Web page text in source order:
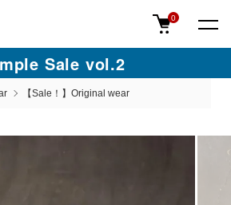
Sale vol.2
0
【Sale！】Original wear